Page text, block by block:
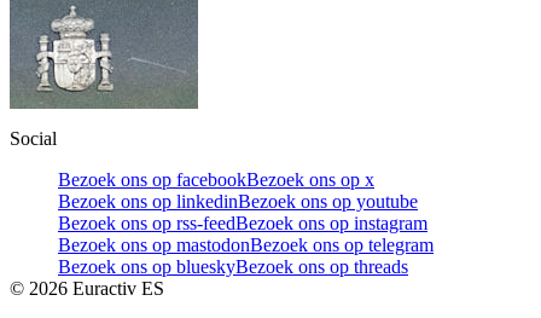
Social
Bezoek ons op facebookBezoek ons op x
Bezoek ons op linkedinBezoek ons op youtube
Bezoek ons op rss-feedBezoek ons op instagram
Bezoek ons op mastodonBezoek ons op telegram
Bezoek ons op blueskyBezoek ons op threads
© 2026 Euractiv ES